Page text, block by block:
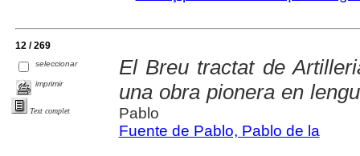
12 / 269
seleccionar
imprimir
Text complet
El Breu tractat de
una obra pionera en
Pablo
Fuente de Pablo, Pablo de la